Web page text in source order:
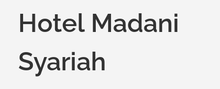
Hotel Madani
Syariah